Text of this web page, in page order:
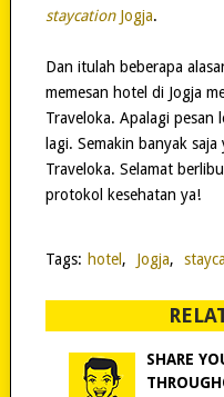
staycationJogja.
Dan itulah beberapa
memesan hotel di Jogja
Traveloka. Apalagi pesan
lagi. Semakin banyak
Traveloka. Selamat
protokol kesehatan ya!
Tags: hotel , Jogja,
SHARE